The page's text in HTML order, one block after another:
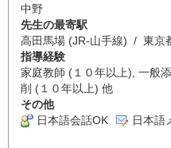
中野
先生の最寄駅
高田馬場 (JR-山手線) / 東京
指導経験
家庭教師 (１０年以上), 一般
削 (１０年以上) 他
その他
日本語会話OK
日本語